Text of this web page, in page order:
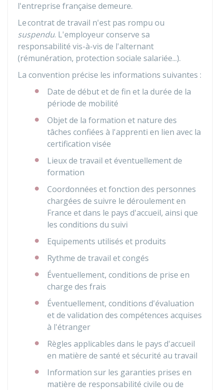
l'entreprise française demeure.
Le contrat de travail n'est pas rompu ou
suspendu. L'employeur conserve sa
responsabilité vis-à-vis de l'alternant
(rémunération, protection sociale salariée...).
La convention précise les informations suivantes :
Date de début et de fin et la durée de la
période de mobilité
Objet de la formation et nature des
tâches confiées à l'apprenti en lien avec la
certification visée
Lieux de travail et éventuellement de
formation
Coordonnées et fonction des personnes
chargées de suivre le déroulement en
France et dans le pays d'accueil, ainsi que
les conditions du suivi
Equipements utilisés et produits
Rythme de travail et congés
Éventuellement, conditions de prise en
charge des frais
Éventuellement, conditions d'évaluation
et de validation des compétences acquises
à l'étranger
Règles applicables dans le pays d'accueil
en matière de santé et sécurité au travail
Information sur les garanties prises en
matière de responsabilité civile ou de